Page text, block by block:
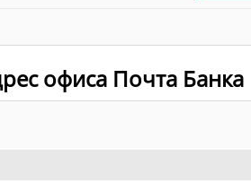
офиса Почта Банка